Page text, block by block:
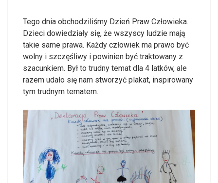
Tego dnia obchodziliśmy Dzień Praw Człowieka.
Dzieci dowiedziały się, że wszyscy ludzie mają
takie same prawa. Każdy człowiek ma prawo być
wolny i szczęśliwy i powinien być traktowany z
szacunkiem. Był to trudny temat dla 4 latków, ale
razem udało się nam stworzyć plakat, inspirowany
tym trudnym tematem.